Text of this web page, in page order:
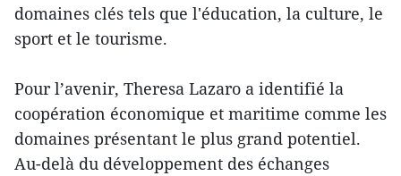
domaines clés tels que l'éducation, la culture, le
sport et le tourisme.
Pour l’avenir, Theresa Lazaro a identifié la
coopération économique et maritime comme les
domaines présentant le plus grand potentiel.
Au-delà du développement des échanges